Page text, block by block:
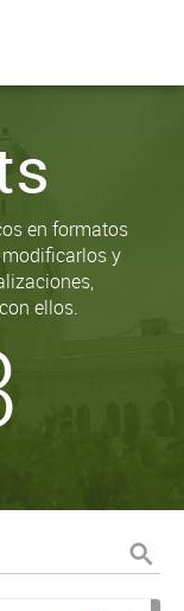
en formatos
y
ellos.